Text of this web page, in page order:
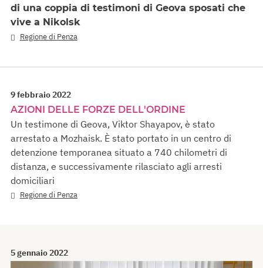
di una coppia di testimoni di Geova sposati che
vive a Nikolsk
Regione di Penza
9 febbraio 2022
AZIONI DELLE FORZE DELL'ORDINE
Un testimone di Geova, Viktor Shayapov, è stato
arrestato a Mozhaisk. È stato portato in un centro di
detenzione temporanea situato a 740 chilometri di
distanza, e successivamente rilasciato agli arresti
domiciliari
Regione di Penza
5 gennaio 2022